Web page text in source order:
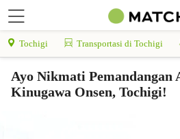
Tochigi Transportasi di Tochigi
Ayo Nikmati Pemandangan
Kinugawa Onsen, Tochigi!